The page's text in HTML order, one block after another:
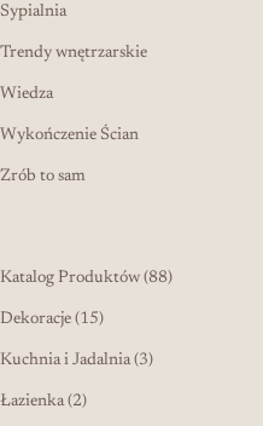
Sypialnia
Trendy wnętrzarskie
Wiedza
Wykończenie Ścian
Zrób to sam
Katalog Produktów 8888 produktów
Dekoracje 1515 produktów
Kuchnia i Jadalnia 33 produkty
Łazienka 22 produkty